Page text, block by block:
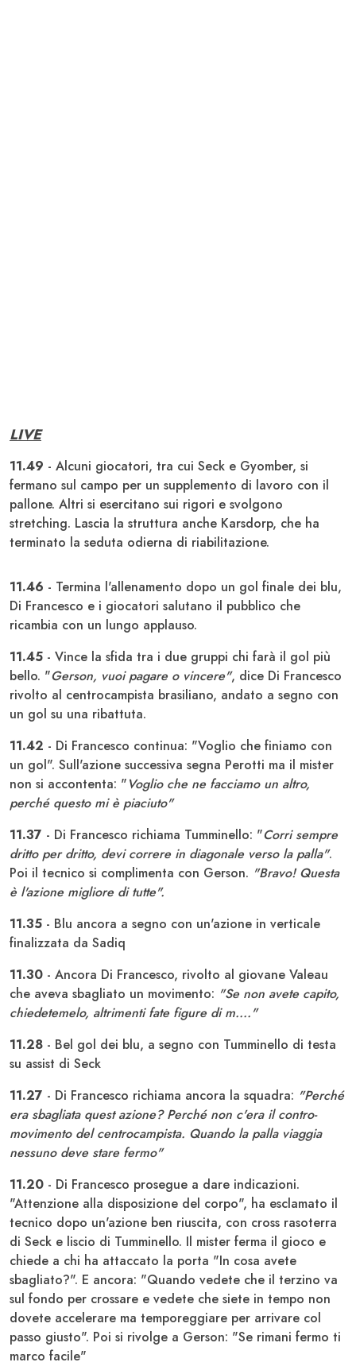
LIVE
11.49 - Alcuni giocatori, tra cui Seck e Gyomber, si
fermano sul campo per un supplemento di lavoro con il
pallone. Altri si esercitano sui rigori e svolgono
stretching. Lascia la struttura anche Karsdorp, che ha
terminato la seduta odierna di riabilitazione.
11.46 - Termina l'allenamento dopo un gol finale dei blu,
Di Francesco e i giocatori salutano il pubblico che
ricambia con un lungo applauso.
11.45 - Vince la sfida tra i due gruppi chi farà il gol più
bello. "Gerson, vuoi pagare o vincere", dice Di Francesco
rivolto al centrocampista brasiliano, andato a segno con
un gol su una ribattuta.
11.42 - Di Francesco continua: "Voglio che finiamo con
un gol". Sull'azione successiva segna Perotti ma il mister
non si accontenta: "Voglio che ne facciamo un altro,
perché questo mi è piaciuto"
11.37 - Di Francesco richiama Tumminello: "Corri sempre
dritto per dritto, devi correre in diagonale verso la palla".
Poi il tecnico si complimenta con Gerson. "Bravo! Questa
è l'azione migliore di tutte".
11.35 - Blu ancora a segno con un'azione in verticale
finalizzata da Sadiq
11.30 - Ancora Di Francesco, rivolto al giovane Valeau
che aveva sbagliato un movimento: "Se non avete capito,
chiedetemelo, altrimenti fate figure di m...."
11.28 - Bel gol dei blu, a segno con Tumminello di testa
su assist di Seck
11.27 - Di Francesco richiama ancora la squadra: "Perché
era sbagliata quest azione? Perché non c'era il contro-
movimento del centrocampista. Quando la palla viaggia
nessuno deve stare fermo"
11.20 - Di Francesco prosegue a dare indicazioni.
"Attenzione alla disposizione del corpo", ha esclamato il
tecnico dopo un'azione ben riuscita, con cross rasoterra
di Seck e liscio di Tumminello. Il mister ferma il gioco e
chiede a chi ha attaccato la porta "In cosa avete
sbagliato?". E ancora: "Quando vedete che il terzino va
sul fondo per crossare e vedete che siete in tempo non
dovete accelerare ma temporeggiare per arrivare col
passo giusto". Poi si rivolge a Gerson: "Se rimani fermo ti
marco facile"